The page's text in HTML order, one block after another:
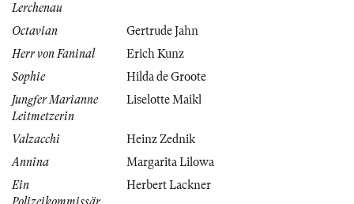
Lerchenau
Octavian
Gertrude Jahn
Herr von Faninal
Erich Kunz
Sophie
Hilda de Groote
Jungfer Marianne
Leitmetzerin
Liselotte Maikl
Valzacchi
Heinz Zednik
Annina
Margarita Lilowa
Ein
Herbert Lackner